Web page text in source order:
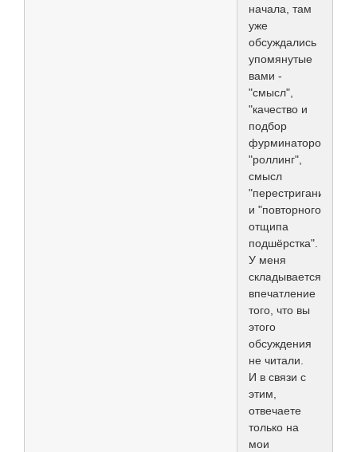
начала, там
уже
обсуждались
упомянутые
вами -
"смысл",
"качество и
подбор
фурминаторов",
"роллинг",
смысл
"перестригания"
и "повторного
отщипа
подшёрстка".
У меня
складывается
впечатление
того, что вы
этого
обсуждения
не читали.
И в связи с
этим,
отвечаете
только на
мои